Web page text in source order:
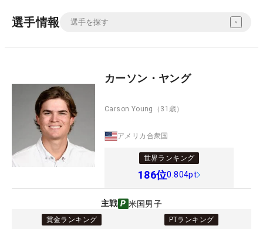
選手情報
カーソン・ヤング
Carson Young （31歳）
アメリカ合衆国
世界ランキング
186位0.804pt
主戦 米国男子
賞金ランキング PTランキング